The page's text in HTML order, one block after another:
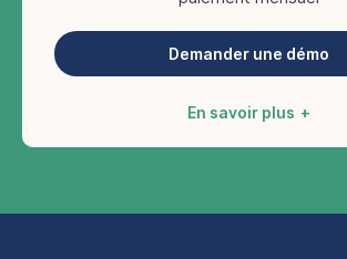
Demander une démo
En savoir plus